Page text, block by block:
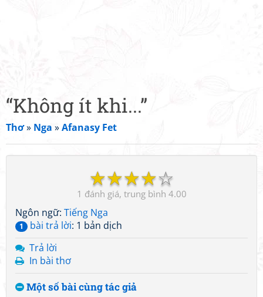
“Không ít khi...”
Thơ» Nga »Afanasy Fet
☆
☆
☆
☆
☆
1 4.00
Ngôn ngữ: Tiếng Nga
1 bài trả lời: 1 bản dịch
Trả lời
In bài thơ
Một số bài cùng tác giả